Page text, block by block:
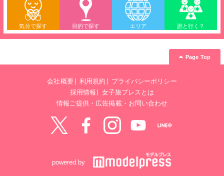
気分で探す 目的で探す エリア 誰と行く？
Page Top
会社概要 利用規約
プライバシーポリシー
採用情報
女子旅プレスとは
情報ご提供・広告掲載・お問い合わせ
powered by